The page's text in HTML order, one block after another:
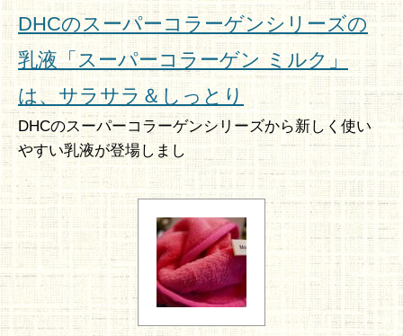
DHCのスーパーコラーゲンシリーズの
乳液「スーパーコラーゲン ミルク」
は、サラサラ＆しっとり
DHCのスーパーコラーゲンシリーズから新しく使い
やすい乳液が登場しまし